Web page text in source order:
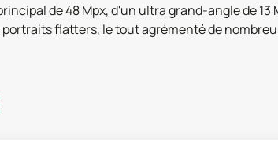
de 48 Mpx, d'un ultra grand-angle de 13
flatters, le tout agrémenté de